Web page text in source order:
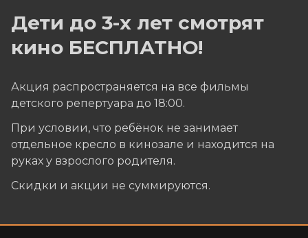
Дети до 3-х лет смотрят
кино БЕСПЛАТНО!
Акция распространяется на все фильмы
детского репертуара до 18:00.
При условии, что ребёнок не занимает
отдельное кресло в кинозале и находится на
руках у взрослого родителя.
Скидки и акции не суммируются.